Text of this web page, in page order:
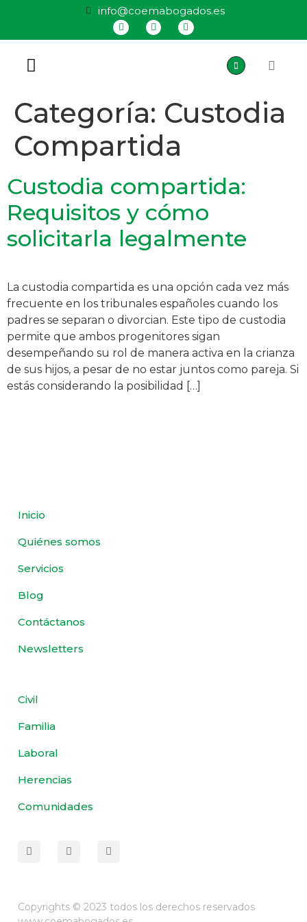
info@coemabogados.es
Categoría: Custodia
Compartida
Custodia compartida:
Requisitos y cómo
solicitarla legalmente
La custodia compartida es una opción cada vez más
frecuente en los tribunales españoles cuando los
padres se separan o divorcian. Este tipo de custodia
permite que ambos progenitores sigan
desempeñando su rol de manera activa en la crianza
de sus hijos, a pesar de no estar juntos como pareja. Si
estás considerando la posibilidad […]
Inicio
Quiénes somos
Servicios
Blog
Contáctanos
Newsletters
Civil
Familia
Laboral
Herencias
Comunidades
Copyrights © 2023 todos los derechos reservados